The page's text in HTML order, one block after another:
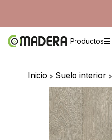
Productos
Inicio > Suelo interior >